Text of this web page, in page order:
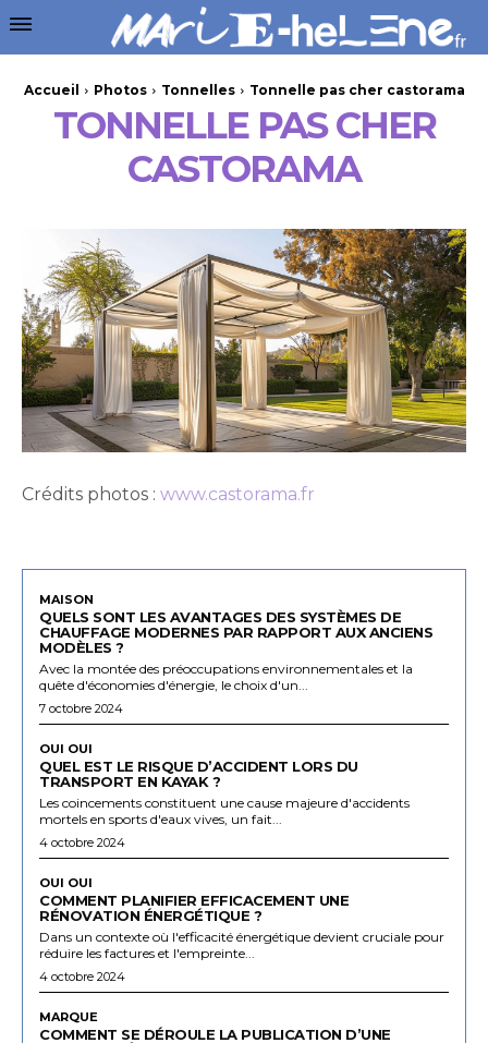
Accueil Photos Tonnelles Tonnelle pas cher castorama
TONNELLE PAS CHER
CASTORAMA
Crédits photos : www.castorama.fr
MAISON
QUELS SONT LES AVANTAGES DES SYSTÈMES DE
CHAUFFAGE MODERNES PAR RAPPORT AUX ANCIENS
MODÈLES ?
Avec la montée des préoccupations environnementales et la
quête d'économies d'énergie, le choix d'un...
7 octobre 2024
OUI OUI
QUEL EST LE RISQUE D’ACCIDENT LORS DU
TRANSPORT EN KAYAK ?
Les coincements constituent une cause majeure d'accidents
mortels en sports d'eaux vives, un fait...
4 octobre 2024
OUI OUI
COMMENT PLANIFIER EFFICACEMENT UNE
RÉNOVATION ÉNERGÉTIQUE ?
Dans un contexte où l'efficacité énergétique devient cruciale pour
réduire les factures et l'empreinte...
4 octobre 2024
MARQUE
COMMENT SE DÉROULE LA PUBLICATION D’UNE